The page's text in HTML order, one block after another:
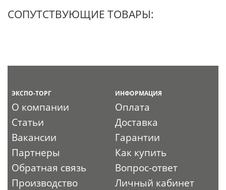
СОПУТСТВУЮЩИЕ ТОВАРЫ:
ЭКСПО-ТОРГ
О компании
Статьи
Вакансии
Партнеры
Обратная связь
Производство
ИНФОРМАЦИЯ
Оплата
Доставка
Гарантии
Как купить
Вопрос-ответ
Личный кабинет